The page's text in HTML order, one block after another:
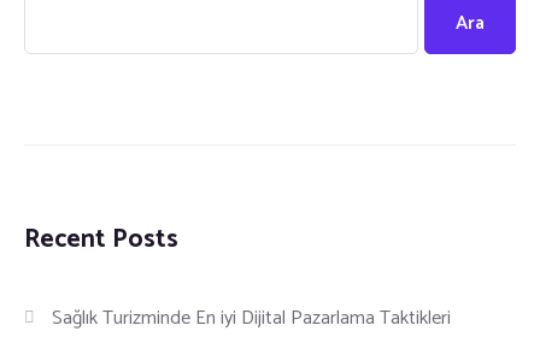
Ara
Recent Posts
Sağlık Turizminde En iyi Dijital Pazarlama Taktikleri